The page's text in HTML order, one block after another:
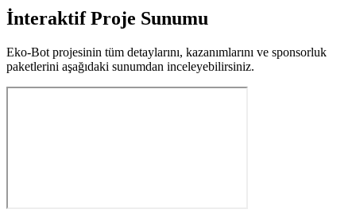
İnteraktifProje Sunumu
Eko-Bot projesinin tüm detaylarını, kazanımlarını ve sponsorluk
paketlerini aşağıdaki sunumdan inceleyebilirsiniz.